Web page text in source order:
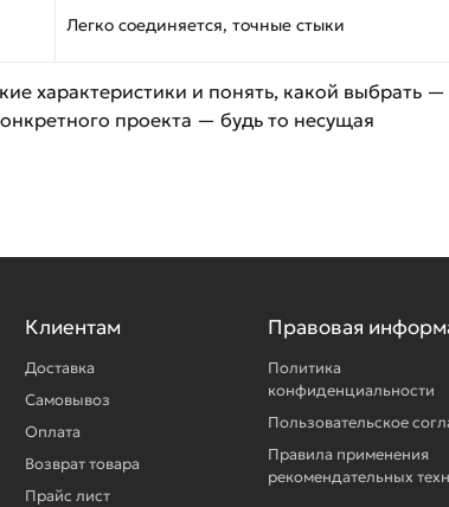
Легко соединяется, точные стыки
характеристики и понять, какой выбрать —
проекта — будь то несущая
Клиентам
Доставка
Самовывоз
Оплата
Возврат товара
Прайс лист
Правовая
Политика
конфиденциальности
Пользовательское
Правила применения
рекомендательных